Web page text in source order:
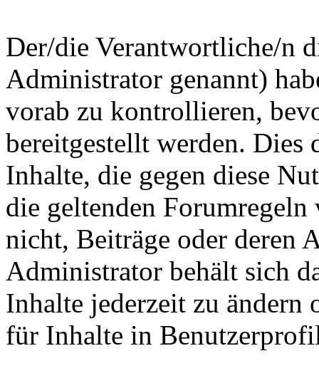
Der/die Verantwortliche/n
Administrator genannt)
vorab zu kontrollieren,
bereitgestellt werden. Dies
Inhalte, die gegen diese
die geltenden
nicht, Beiträge oder deren
Administrator behält sich
Inhalte jederzeit zu ändern
für Inhalte in